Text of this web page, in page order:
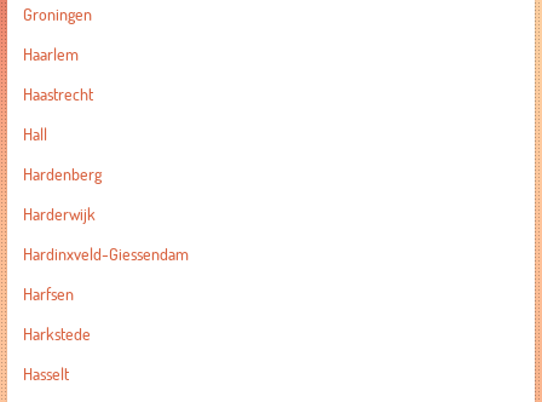
Groningen
Haarlem
Haastrecht
Hall
Hardenberg
Harderwijk
Hardinxveld-Giessendam
Harfsen
Harkstede
Hasselt